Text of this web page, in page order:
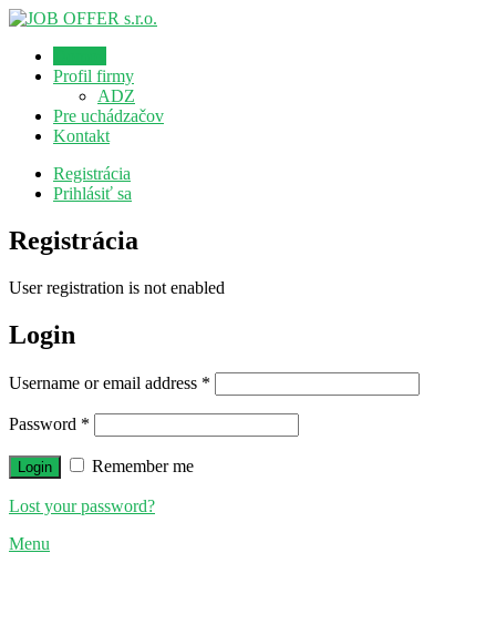
Profil firmy
ADZ
Pre uchádzačov
Kontakt
Registrácia
Prihlásiť sa
Registrácia
User registration is not enabled
Login
Username or email address *
Password *
Remember me
Lost your password?
Menu